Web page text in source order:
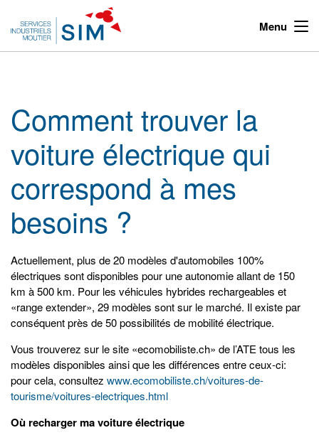
Menu
Comment trouver la
voiture électrique qui
correspond à mes
besoins ?
Actuellement, plus de 20 modèles d'automobiles 100%
électriques sont disponibles pour une autonomie allant de 150
km à 500 km. Pour les véhicules hybrides rechargeables et
«range extender», 29 modèles sont sur le marché. Il existe par
conséquent près de 50 possibilités de mobilité électrique.
Vous trouverez sur le site «ecomobiliste.ch» de l’ATE tous les
modèles disponibles ainsi que les différences entre ceux-ci:
pour cela, consultez www.ecomobiliste.ch/voitures-de-
tourisme/voitures-electriques.html
Où recharger ma voiture électrique